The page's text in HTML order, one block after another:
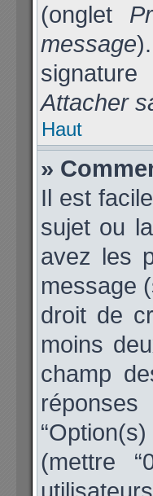
(onglet
message
Attacher
Haut
»
Il est
sujet ou
avez les
message
droit de
moins
champ
(mettre